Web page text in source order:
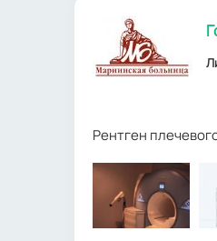
Рентген